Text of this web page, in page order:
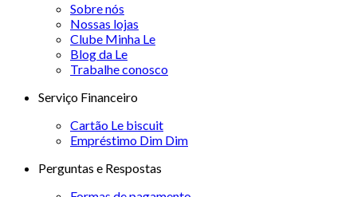
Sobre nós
Nossas lojas
Clube Minha Le
Blog da Le
Trabalhe conosco
Serviço Financeiro
Cartão Le biscuit
Empréstimo Dim Dim
Perguntas e Respostas